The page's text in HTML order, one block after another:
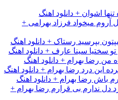
اشوان + دانلود اهنگ
آروم میخواد فرزاد بهرامی +
بپرسید رستاک + دانلود اهنگ
تو سختیا سینا عارف + دانلود اهنگ
من رضا بهرام + دانلود اهنگ
این درد رضا بهرام + دانلود اهنگ
باش رضا بهرام + دانلود اهنگ
دل ندارم بی قرارم رضا بهرام +